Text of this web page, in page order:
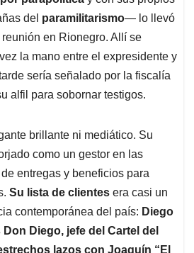
del paramilitarismo— lo llevó
en Rionegro. Allí se
la mano entre el expresidente y
sería señalado por la fiscalía
alfil para sobornar testigos.
brillante ni mediático. Su
como un gestor en las
entregas y beneficios para
Su lista de clientes era casi un
contemporánea del país: Diego
Diego, jefe del Cartel del
lazos con Joaquín “El